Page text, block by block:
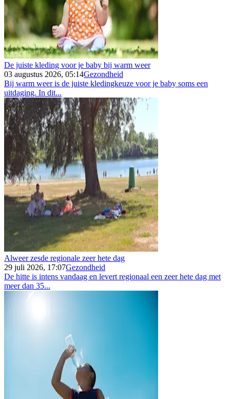
De juiste kleding voor je baby bij warm weer
03 augustus 2026, 05:14Gezondheid
Bij warm weer is de juiste kledingkeuze voor je baby soms een
uitdaging. In dit...
Alweer zesde regionale zeer hete dag
29 juli 2026, 17:07Gezondheid
De hitte is intens vandaag en levert regionaal een zeer hete dag met
meer dan 35...